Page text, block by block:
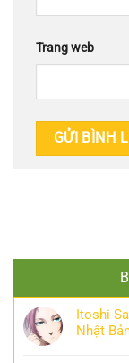
Trang web
Itoshi
Nhật